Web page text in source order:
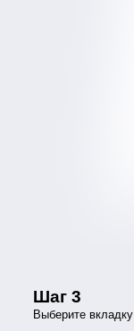
Шаг 3
Выберите вкладку